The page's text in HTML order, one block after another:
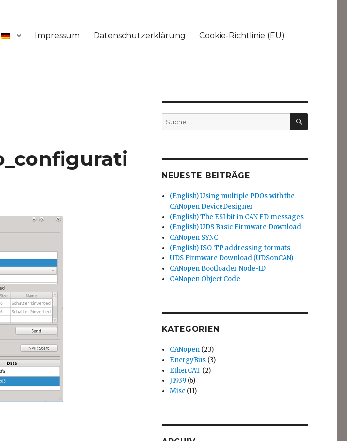
Impressum Datenschutzerklärung Cookie-Richtlinie (EU)
Suche
nach:
SUCHEN
NEUESTE BEITRÄGE
(English) Using multiple PDOs with the
CANopen DeviceDesigner
(English) The ESI bit in CAN FD messages
(English) UDS Basic Firmware Download
CANopen SYNC
(English) ISO-TP addressing formats
UDS Firmware Download (UDSonCAN)
CANopen Bootloader Node-ID
CANopen Object Code
KATEGORIEN
CANopen (23)
EnergyBus (3)
EtherCAT (2)
J1939 (6)
Misc (11)